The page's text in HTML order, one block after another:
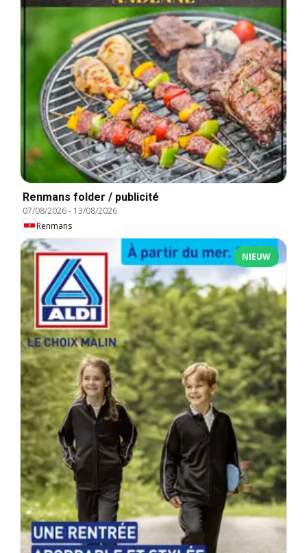
Renmans folder / publicité
07/08/2026- 13/08/2026
Renmans
NIEUW